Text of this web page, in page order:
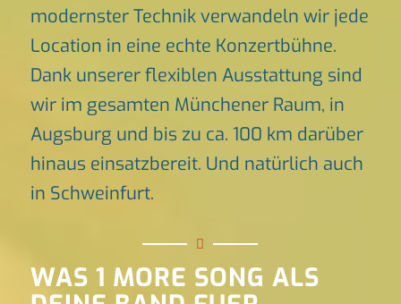
modernster Technik verwandeln wir jede
Location in eine echte Konzertbühne.
Dank unserer flexiblen Ausstattung sind
wir im gesamten Münchener Raum, in
Augsburg und bis zu ca. 100 km darüber
hinaus einsatzbereit. Und natürlich auch
in Schweinfurt.
WAS 1 MORE SONG ALS